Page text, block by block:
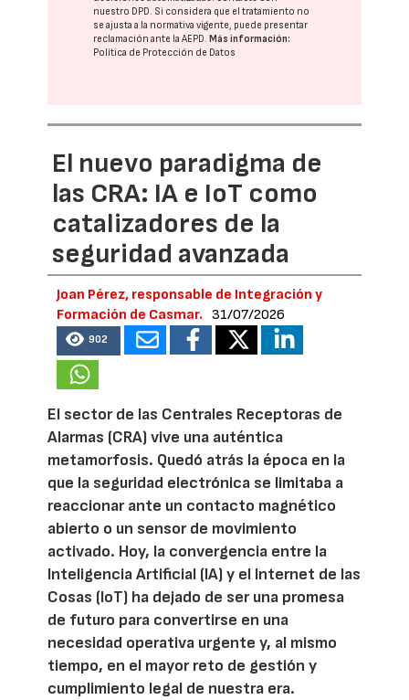
nuestro DPD. Si considera que el tratamiento no
se ajusta a la normativa vigente, puede presentar
reclamación ante laAEPD.Más información:
Política de Protección de Datos
El nuevo paradigma de
las CRA: IA e IoT como
catalizadores de la
seguridad avanzada
Joan Pérez, responsable de Integración y
Formación de Casmar.
31/07/2026
902
El sector de las Centrales Receptoras de
Alarmas (CRA) vive una auténtica
metamorfosis. Quedó atrás la época en la
que la seguridad electrónica se limitaba a
reaccionar ante un contacto magnético
abierto o un sensor de movimiento
activado. Hoy, la convergencia entre la
Inteligencia Artificial (IA) y el Internet de las
Cosas (IoT) ha dejado de ser una promesa
de futuro para convertirse en una
necesidad operativa urgente y, al mismo
tiempo, en el mayor reto de gestión y
cumplimiento legal de nuestra era.